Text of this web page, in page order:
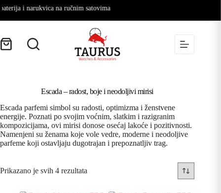
i narukvica na ručnim satovima
Escada – radost, boje i neodoljivi mirisi
Escada parfemi simbol su radosti, optimizma i ženstvene
energije. Poznati po svojim voćnim, slatkim i razigranim
kompozicijama, ovi mirisi donose osećaj lakoće i pozitivnosti.
Namenjeni su ženama koje vole vedre, moderne i neodoljive
parfeme koji ostavljaju dugotrajan i prepoznatljiv trag.
Prikazano je svih 4 rezultata